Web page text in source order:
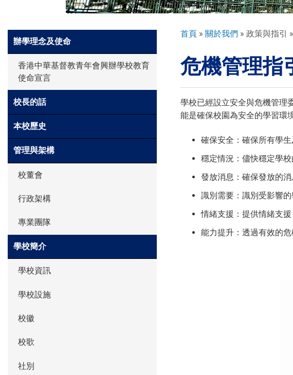
環球探索
入學申請
學生園地
學生表現
Side
Meun
辦學理念及使命
香港中華基督教青年會興辦學校教育
使命宣言
校長的話
本校歷史
管理與架構
校董會
行政架構
專業團隊
學校簡介
學校資訊
學校設施
校徽
校歌
社別
導
連
結
首頁 關於我們 政策與指引
危機管理指
學校已經設立安全與危機管理
能是確保校園為安全的學習環
確保安全：確保所有學生
穩定情況：儘快穩定學
發放消息：確保發放的
識別需要：識別受影響
情緒支援：提供情緒支
能力提升：透過有效的